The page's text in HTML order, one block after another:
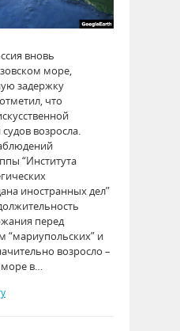
вновь
море,
задержку
что
возросла.
“Института
иностранных дел”
перед
“мариупольских” и
возросло –
море в…